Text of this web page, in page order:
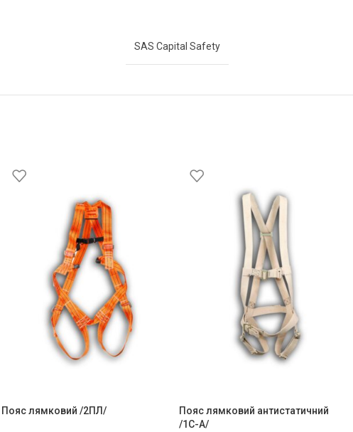
SAS Capital Safety
Пояс лямковий /2ПЛ/
Пояс лямковий антистатичний
/1С-А/